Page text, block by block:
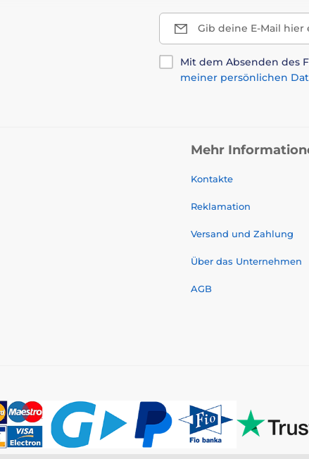
Gib deine E-Mail hier
Mit dem Absenden des
meiner persönlichen
Mehr
Kontakte
Reklamation
Versand und Zahlung
Über das Unternehmen
AGB